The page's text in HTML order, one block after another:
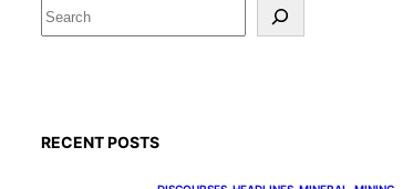
S
e
RECENT POSTS